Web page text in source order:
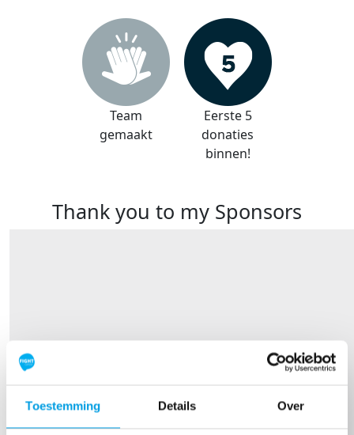
Toestemming Details Over
Team
gemaakt
Eerste 5
donaties
binnen!
Thank you to my Sponsors